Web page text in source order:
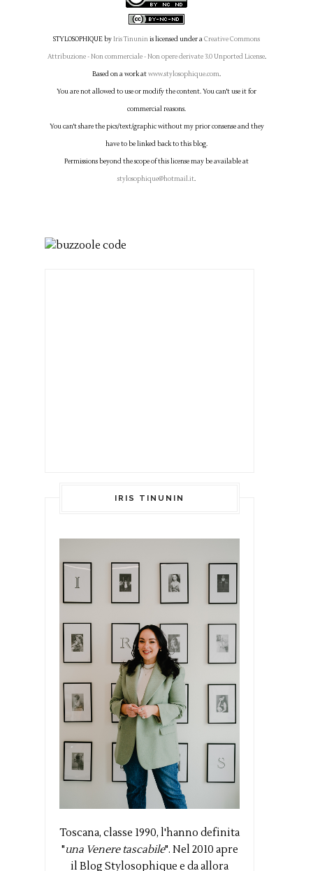
STYLOSOPHIQUEbyIris Tinuninis licensed under aCreative Commons
Attribuzione - Non commerciale - Non opere derivate 3.0 Unported License.
Based on a work atwww.stylosophique.com.
You are not allowed to use or modify the content. You can't use it for
commercial reasons.
You can't share the pics/text/graphic without my prior consense and they
have to be linked back to this blog.
Permissions beyond the scope of this license may be available at
stylosophique@hotmail.it.
IRIS TINUNIN
Toscana, classe 1990, l'hanno definita
"una Venere tascabile". Nel 2010 apre
il Blog Stylosophique e da allora